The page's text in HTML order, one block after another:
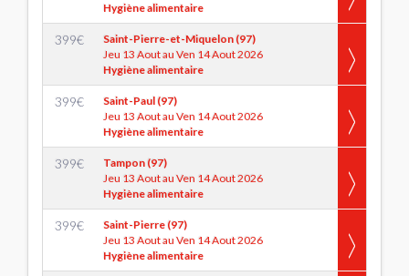
Hygiène alimentaire
399€
Saint-Pierre-et-Miquelon (97)
Jeu 13 Aout au Ven 14 Aout 2026
Hygiène alimentaire
399€
Saint-Paul (97)
Jeu 13 Aout au Ven 14 Aout 2026
Hygiène alimentaire
399€
Tampon (97)
Jeu 13 Aout au Ven 14 Aout 2026
Hygiène alimentaire
399€
Saint-Pierre (97)
Jeu 13 Aout au Ven 14 Aout 2026
Hygiène alimentaire